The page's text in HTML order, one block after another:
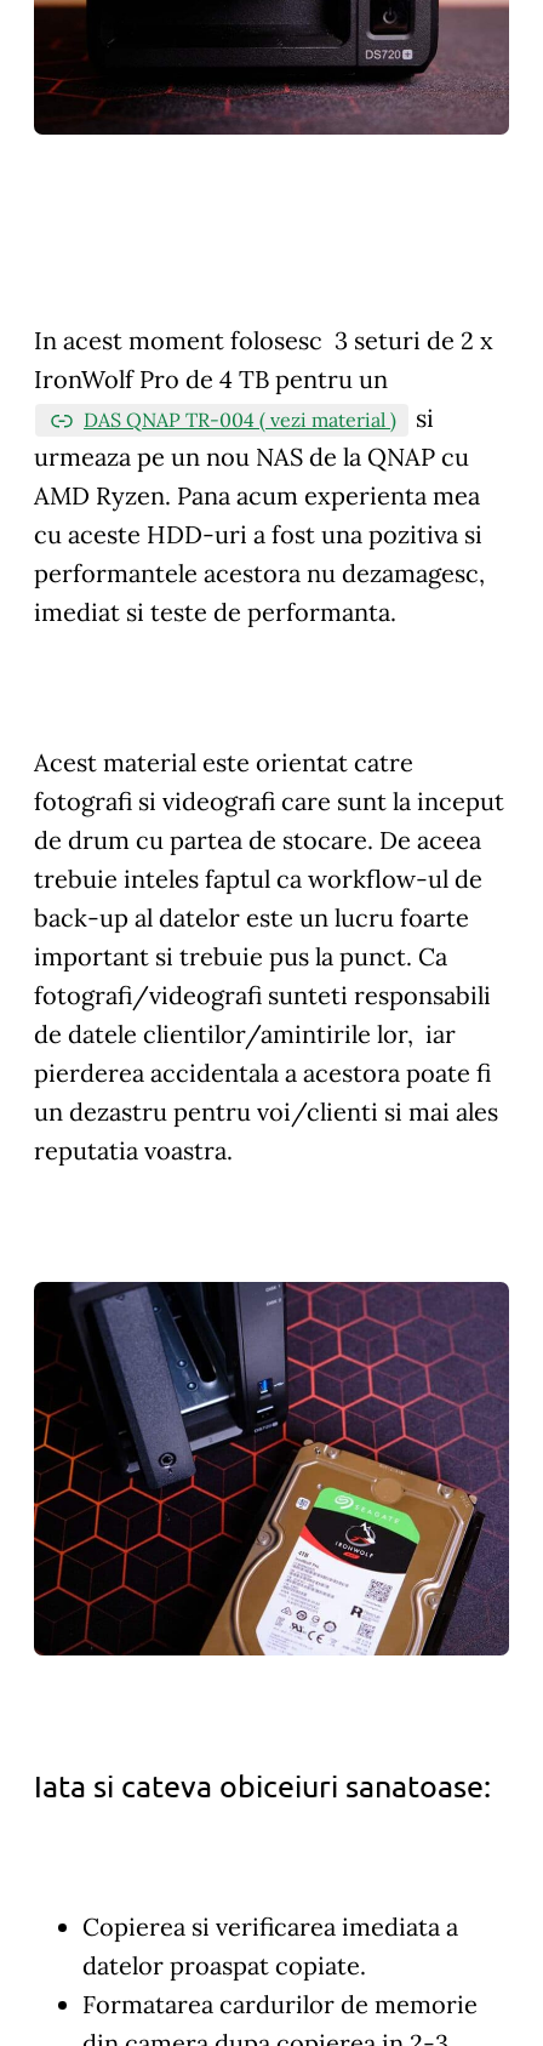
In acest moment folosesc 3 seturi de 2 x
IronWolf Pro de 4 TB pentru un
DAS QNAP TR-004 ( vezi material )
si
urmeaza pe un nou NAS de la QNAP cu
AMD Ryzen. Pana acum experienta mea
cu aceste HDD-uri a fost una pozitiva si
performantele acestora nu dezamagesc,
imediat si teste de performanta.
Acest material este orientat catre
fotografi si videografi care sunt la inceput
de drum cu partea de stocare. De aceea
trebuie inteles faptul ca workflow-ul de
back-up al datelor este un lucru foarte
important si trebuie pus la punct. Ca
fotografi/videografi sunteti responsabili
de datele clientilor/amintirile lor, iar
pierderea accidentala a acestora poate fi
un dezastru pentru voi/clienti si mai ales
reputatia voastra.
Iata si cateva obiceiuri sanatoase:
Copierea si verificarea imediata a
datelor proaspat copiate.
Formatarea cardurilor de memorie